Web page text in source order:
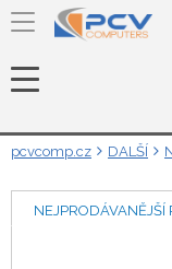
pcvcomp.cz DALŠÍ
NEJPRODÁVANĚJŠÍ